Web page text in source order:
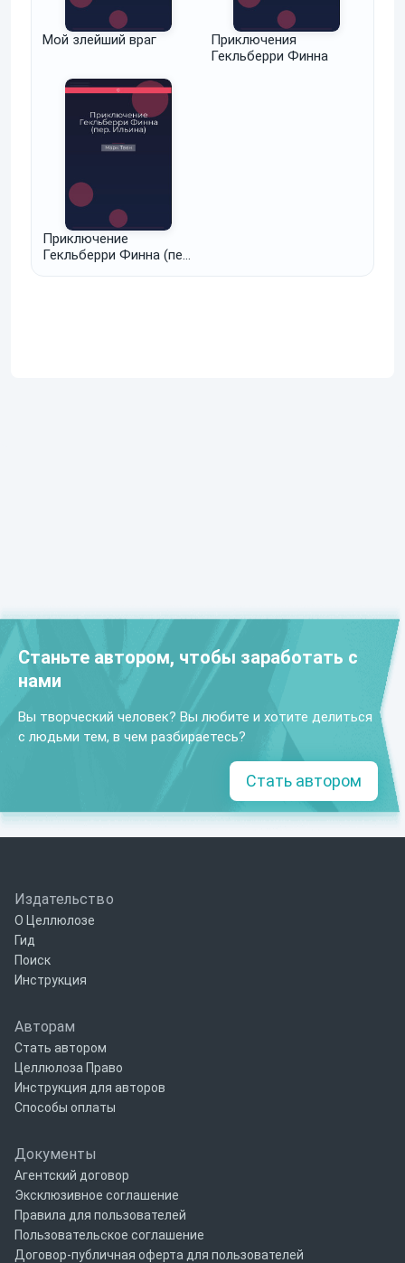
Мой злейший враг
Приключения
Гекльберри Финна
Приключение
Гекльберри Финна (пер.
Станьте автором, чтобы заработать с
нами
Вы творческий человек? Вы любите и хотите делиться
с людьми тем, в чем разбираетесь?
Стать автором
Издательство
О Целлюлозе
Гид
Поиск
Инструкция
Авторам
Стать автором
Целлюлоза Право
Инструкция для авторов
Способы оплаты
Документы
Агентский договор
Эксклюзивное соглашение
Правила для пользователей
Пользовательское соглашение
Договор-публичная оферта для пользователей